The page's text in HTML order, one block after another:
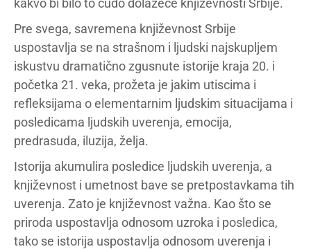
kakvo bi bilo to čudo dolazeće književnosti Srbije.
Pre svega, savremena književnost Srbije
uspostavlja se na strašnom i ljudski najskupljem
iskustvu dramatično zgusnute istorije kraja 20. i
početka 21. veka, prožeta je jakim utiscima i
refleksijama o elementarnim ljudskim situacijama i
posledicama ljudskih uverenja, emocija,
predrasuda, iluzija, želja.
Istorija akumulira posledice ljudskih uverenja, a
književnost i umetnost bave se pretpostavkama tih
uverenja. Zato je književnost važna. Kao što se
priroda uspostavlja odnosom uzroka i posledica,
tako se istorija uspostavlja odnosom uverenja i